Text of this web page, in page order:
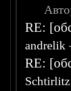
RE:
andrelik
RE:
Schtirlitz